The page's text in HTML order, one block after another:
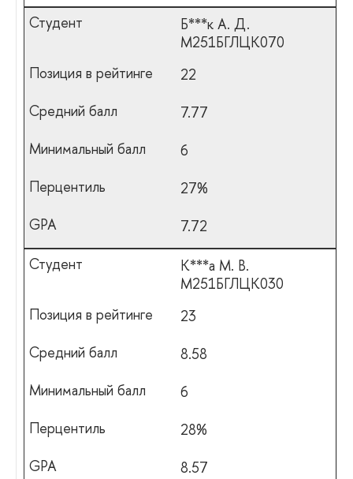
Б***к А. Д.
М251БГЛЦК070
22
7.77
6
27%
7.72
К***а М. В.
М251БГЛЦК030
23
8.58
6
28%
8.57